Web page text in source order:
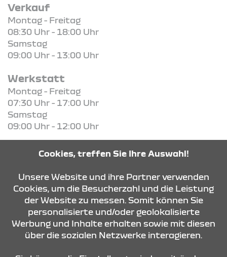
Verkauf
Montag - Freitag
08:30 Uhr - 18:00 Uhr
Samstag
09:00 Uhr - 13:00 Uhr
Werkstatt
Montag - Freitag
07:30 Uhr - 17:00 Uhr
Samstag
09:00 Uhr - 12:00 Uhr
Ersatzteile
07:30 Uhr - 17:00 Uhr
KONTAKT & ANFAHRT
Cookies, treffen Sie Ihre Auswahl!
Unsere Website und ihre Partner verwenden
Cookies, um die Besucherzahl und die Leistung
der Website zu messen. Somit können Sie
personalisierte und/oder geolokalisierte
Werbung und Inhalte erhalten sowie mit diesen
über die sozialen Netzwerke interagieren.